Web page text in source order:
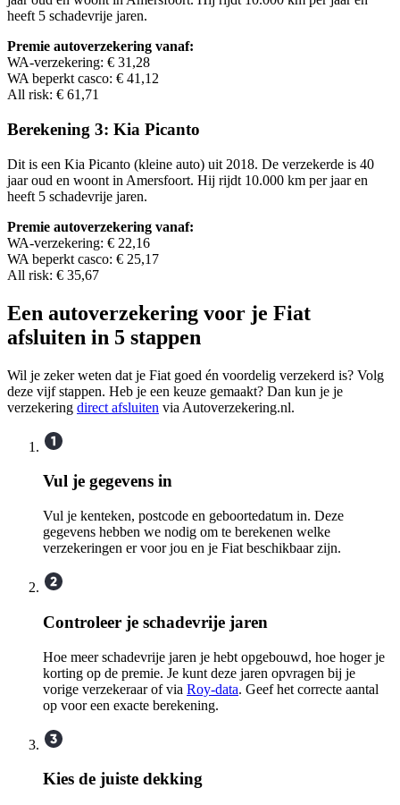
heeft 5 schadevrije jaren.
Premie autoverzekering vanaf:
WA-verzekering: € 31,28
WA beperkt casco: € 41,12
All risk: € 61,71
Berekening 3: Kia Picanto
Dit is een Kia Picanto (kleine auto) uit 2018. De verzekerde is 40
jaar oud en woont in Amersfoort. Hij rijdt 10.000 km per jaar en
heeft 5 schadevrije jaren.
Premie autoverzekering vanaf:
WA-verzekering: € 22,16
WA beperkt casco: € 25,17
All risk: € 35,67
Een autoverzekering voor je Fiat
afsluiten in 5 stappen
Wil je zeker weten dat je Fiat goed én voordelig verzekerd is? Volg
deze vijf stappen. Heb je een keuze gemaakt? Dan kun je je
verzekering direct afsluiten via Autoverzekering.nl.
Vul je gegevens in
Vul je kenteken, postcode en geboortedatum in. Deze
gegevens hebben we nodig om te berekenen welke
verzekeringen er voor jou en je Fiat beschikbaar zijn.
Controleer je schadevrije jaren
Hoe meer schadevrije jaren je hebt opgebouwd, hoe hoger je
korting op de premie. Je kunt deze jaren opvragen bij je
vorige verzekeraar of via Roy-data. Geef het correcte aantal
op voor een exacte berekening.
Kies de juiste dekking